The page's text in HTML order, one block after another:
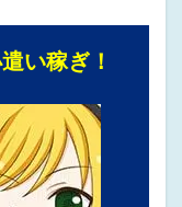
い稼ぎ！